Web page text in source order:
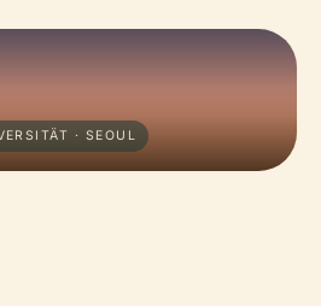
· SEOUL